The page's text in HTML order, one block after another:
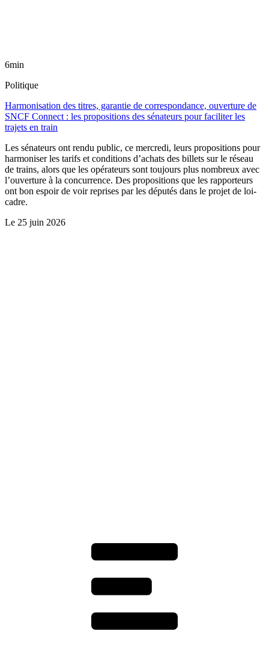
6min
Politique
Harmonisation des titres, garantie de correspondance, ouverture de
SNCF Connect : les propositions des sénateurs pour faciliter les
trajets en train
Les sénateurs ont rendu public, ce mercredi, leurs propositions pour
harmoniser les tarifs et conditions d’achats des billets sur le réseau
de trains, alors que les opérateurs sont toujours plus nombreux avec
l’ouverture à la concurrence. Des propositions que les rapporteurs
ont bon espoir de voir reprises par les députés dans le projet de loi-
cadre.
Le 25 juin 2026